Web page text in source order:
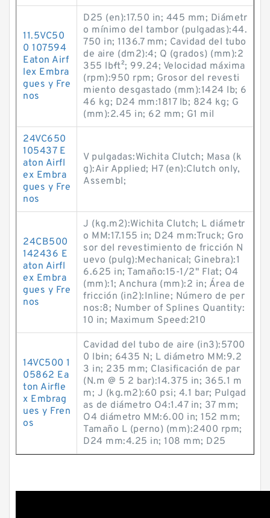
11.5VC50
0 107594
Eaton Airf
lex Embra
gues y Fre
nos
D25 (en):17.50 in; 445 mm; Diámetr
o mínimo del tambor (pulgadas):44.
750 in; 1136.7 mm; Cavidad del tubo
de aire (dm2):4; Q (grados) (mm):2
355 lb·ft²; 99.24; Velocidad máxima
(rpm):950 rpm; Grosor del revesti
miento desgastado (mm):1424 lb; 6
46 kg; D24 mm:1817 lb; 824 kg; G
(mm):2.45 in; 62 mm; G1 mil
24VC650
105437 E
aton Airfl
ex Embra
gues y Fre
nos
V pulgadas:Wichita Clutch; Masa (k
g):Air Applied; H7 (en):Clutch only,
Assembl;
24CB500
142436 E
aton Airfl
ex Embra
gues y Fre
nos
J (kg.m2):Wichita Clutch; L diámetr
o MM:17.155 in; D24 mm:Truck; Gro
sor del revestimiento de fricción N
uevo (pulg):Mechanical; Ginebra):1
6.625 in; Tamaño:15-1/2" Flat; O4
(mm):1; Anchura (mm):2 in; Área de
fricción (in2):Inline; Número de per
nos:8; Number of Splines Quantity:
10 in; Maximum Speed:210
14VC500 1
05862 Ea
ton Airfle
x Embrag
ues y Fren
os
Cavidad del tubo de aire (in3):5700
0 lb·in; 6435 N; L diámetro MM:9.2
3 in; 235 mm; Clasificación de par
(N.m @ 5 2 bar):14.375 in; 365.1 m
m; J (kg.m2):60 psi; 4.1 bar; Pulgad
as de diámetro O4:1.47 in; 37 mm;
O4 diámetro MM:6.00 in; 152 mm;
Tamaño L (perno) (mm):2400 rpm;
D24 mm:4.25 in; 108 mm; D25